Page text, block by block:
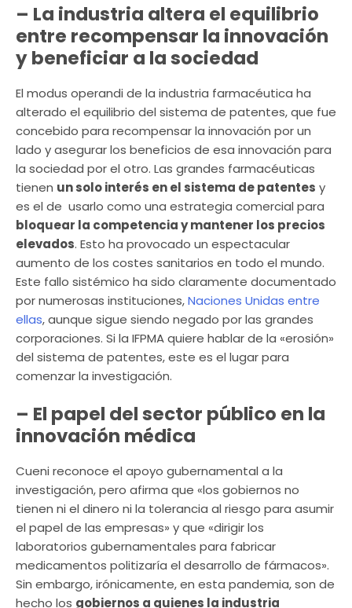
– La industria altera el equilibrio
entre recompensar la innovación
y beneficiar a la sociedad
El modus operandi de la industria farmacéutica ha
alterado el equilibrio del sistema de patentes, que fue
concebido para recompensar la innovación por un
lado y asegurar los beneficios de esa innovación para
la sociedad por el otro. Las grandes farmacéuticas
tienen un solo interés en el sistema de patentes y
es el de usarlo como una estrategia comercial para
bloquear la competencia y mantener los precios
elevados. Esto ha provocado un espectacular
aumento de los costes sanitarios en todo el mundo.
Este fallo sistémico ha sido claramente documentado
por numerosas instituciones,Naciones Unidas entre
ellas, aunque sigue siendo negado por las grandes
corporaciones. Si la IFPMA quiere hablar de la «erosión»
del sistema de patentes, este es el lugar para
comenzar la investigación.
– El papel del sector público en la
innovación médica
Cueni reconoce el apoyo gubernamental a la
investigación, pero afirma que «los gobiernos no
tienen ni el dinero ni la tolerancia al riesgo para asumir
el papel de las empresas» y que «dirigir los
laboratorios gubernamentales para fabricar
medicamentos politizaría el desarrollo de fármacos».
Sin embargo, irónicamente, en esta pandemia, son de
hecho los gobiernos a quienes la industria